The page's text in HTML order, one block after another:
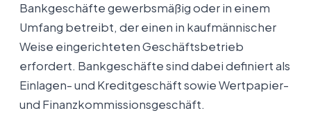
Bankgeschäfte gewerbsmäßig oder in einem
Umfang betreibt, der einen in kaufmännischer
Weise eingerichteten Geschäftsbetrieb
erfordert. Bankgeschäfte sind dabei definiert als
Einlagen- und Kreditgeschäft sowie Wertpapier-
und Finanzkommissionsgeschäft.